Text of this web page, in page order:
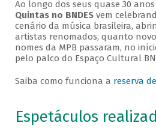
Ao longo dos seus quase 30
Quintas no BNDESvem
cenário da música brasileira,
artistas renomados, quanto
nomes da MPB passaram, no
pelo palco do Espaço Cultural
Saiba como funciona a reserva
Espetáculos